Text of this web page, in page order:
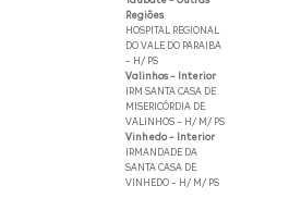
Regiões
HOSPITAL REGIONAL
DO VALE DO PARAIBA
- H/ PS
Valinhos - Interior
IRM SANTA CASA DE
MISERICÓRDIA DE
VALINHOS - H/ M/ PS
Vinhedo - Interior
IRMANDADE DA
SANTA CASA DE
VINHEDO - H/ M/ PS